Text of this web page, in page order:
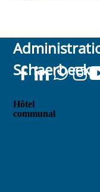
Schaerbeek
Hôtel
communal